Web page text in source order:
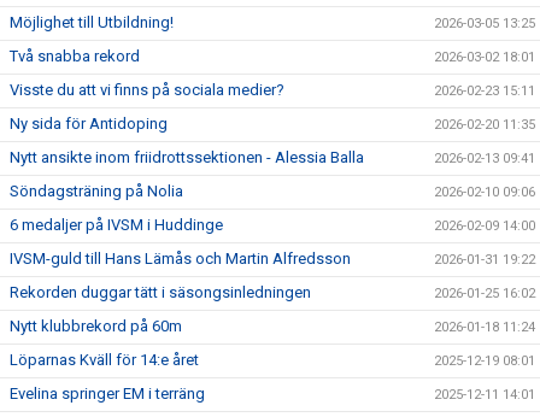
Möjlighet till Utbildning! 2026-03-05 13:25
Två snabba rekord 2026-03-02 18:01
Visste du att vi finns på sociala medier? 2026-02-23 15:11
Ny sida för Antidoping 2026-02-20 11:35
Nytt ansikte inom friidrottssektionen - Alessia Balla 2026-02-13 09:41
Söndagsträning på Nolia 2026-02-10 09:06
6 medaljer på IVSM i Huddinge 2026-02-09 14:00
IVSM-guld till Hans Lämås och Martin Alfredsson 2026-01-31 19:22
Rekorden duggar tätt i säsongsinledningen 2026-01-25 16:02
Nytt klubbrekord på 60m 2026-01-18 11:24
Löparnas Kväll för 14:e året 2025-12-19 08:01
Evelina springer EM i terräng 2025-12-11 14:01